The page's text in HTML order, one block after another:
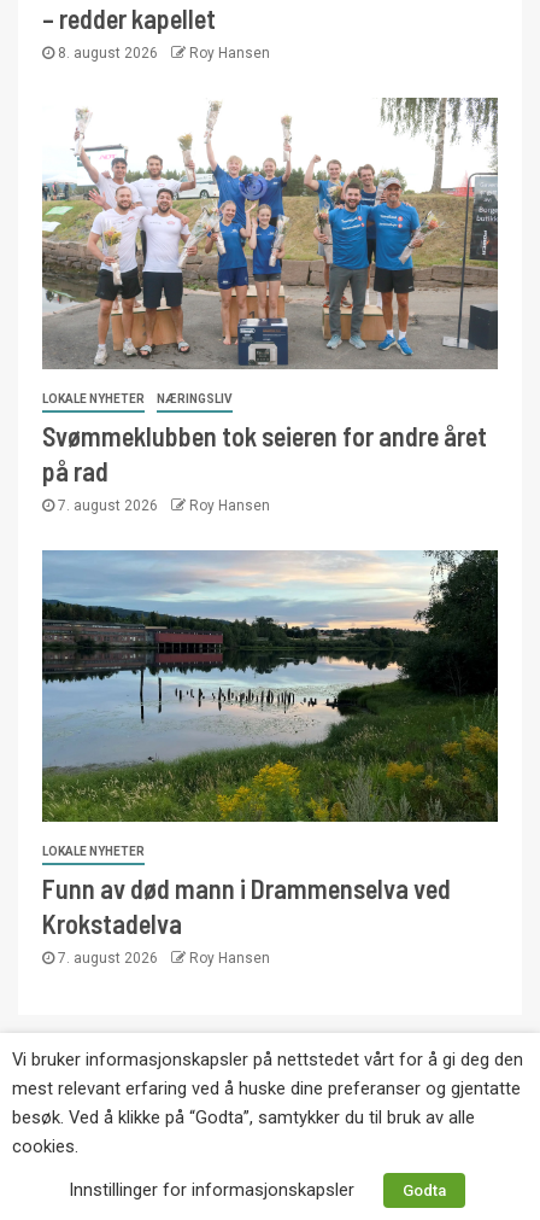
– redder kapellet
8. august 2026 Roy Hansen
LOKALE NYHETER NÆRINGSLIV
Svømmeklubben tok seieren for andre året
på rad
7. august 2026 Roy Hansen
LOKALE NYHETER
Funn av død mann i Drammenselva ved
Krokstadelva
7. august 2026 Roy Hansen
Copyright © Eikernytt.no utgis av Roy’s
Pressetjeneste. Kopiering av tekst, bilder og
annonser er ikke tillatt uten etter avtale med utgiver.
Websiden er laget i samarbeid med:
Vi bruker informasjonskapsler på nettstedet vårt for å gi deg den
mest relevant erfaring ved å huske dine preferanser og gjentatte
besøk. Ved å klikke på “Godta”, samtykker du til bruk av alle
cookies.
Innstillinger for informasjonskapsler
Godta